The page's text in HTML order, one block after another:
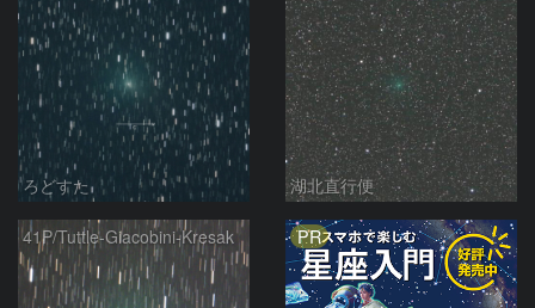
ろどすた 湖北直行便
41P/Tuttle-Giacobini-Kresak PR